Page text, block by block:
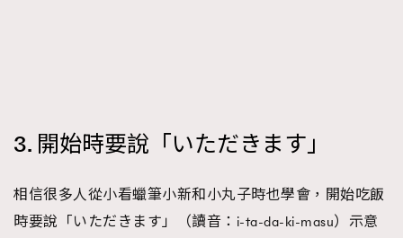
3. 開始時要說「いただきます」
相信很多人從小看蠟筆小新和小丸子時也學會，開始吃飯
時要說「いただきます」（讀音：i-ta-da-ki-masu）示意